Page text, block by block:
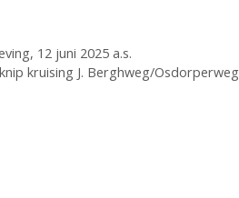
12 juni 2025 a.s.
kruising J. Berghweg/Osdorperweg